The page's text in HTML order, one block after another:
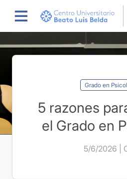
contenido
Actualidad
5 razones
Psicología
Grado en
5 razones
el Grado en
5/6/2026 |